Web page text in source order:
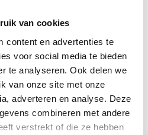
van cookies
content en advertenties te
voor social media te bieden
te analyseren. Ook delen we
van onze site met onze
adverteren en analyse. Deze
combineren met andere
verstrekt of die ze hebben
de vrachtservice in